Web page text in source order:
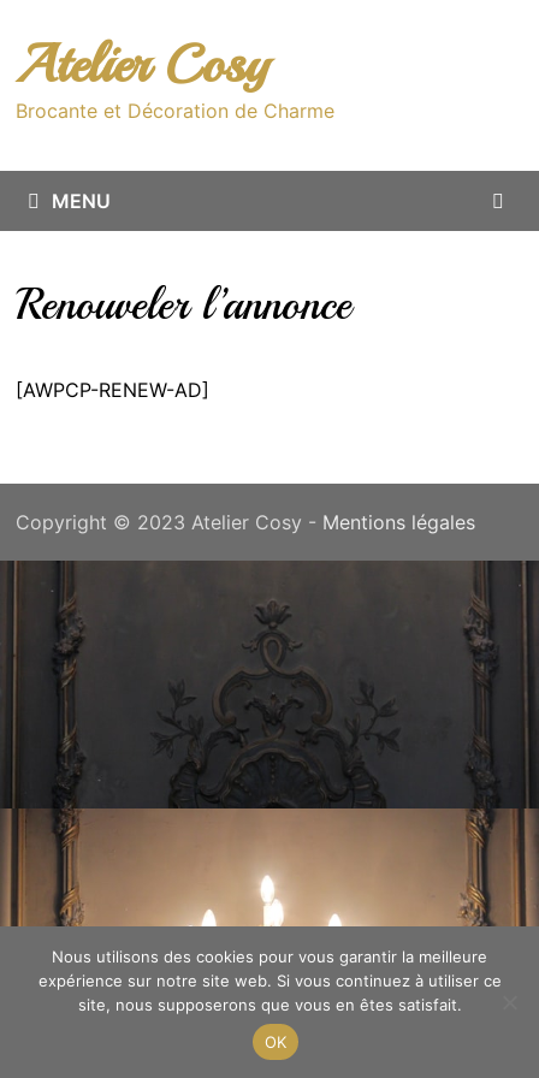
contenu
Atelier Cosy
Brocante et Décoration de Charme
MENU
Renouveler l’annonce
[AWPCP-RENEW-AD]
Copyright © 2023 Atelier Cosy - Mentions légales
Nous utilisons des cookies pour vous garantir la meilleure
expérience sur notre site web. Si vous continuez à utiliser ce
site, nous supposerons que vous en êtes satisfait.
OK